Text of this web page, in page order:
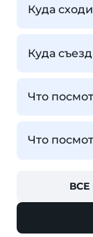
Куда
Куда
Что
Что